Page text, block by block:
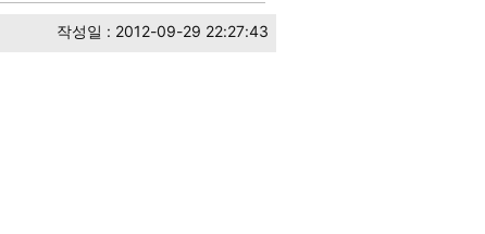
작성일 : 2012-09-29 22:27:43